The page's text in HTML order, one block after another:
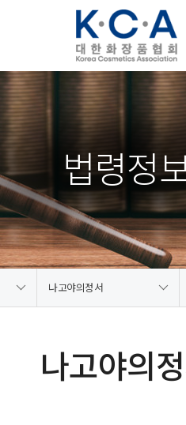
법령정
나고야의정서
나고야의